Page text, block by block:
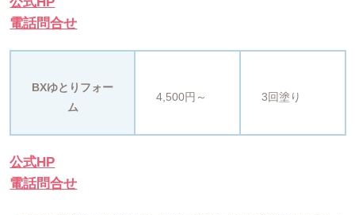
電話問合せ
BXゆとりフォー
ム
4,500円～ 3回塗り
公式HP
電話問合せ